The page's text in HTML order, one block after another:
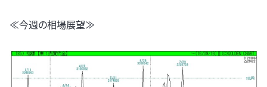
≪今週の相場展望≫